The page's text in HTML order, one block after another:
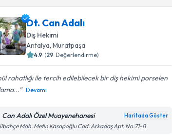
Dt. Can Adalı
Diş Hekimi
Antalya, Muratpaşa
4.9 (29 Değerlendirme)
rahatlığı ile tercih edilebilecek bir diş hekimi porselen
Devamı
Can Adalı Özel Muayenehanesi Haritada Göster
Mah. Metin Kasapoğlu Cad. Arkadaş Apt. No:71-B